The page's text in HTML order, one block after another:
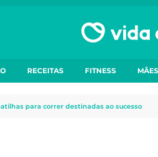
RECEITAS FITNESS
para correr destinadas ao sucesso